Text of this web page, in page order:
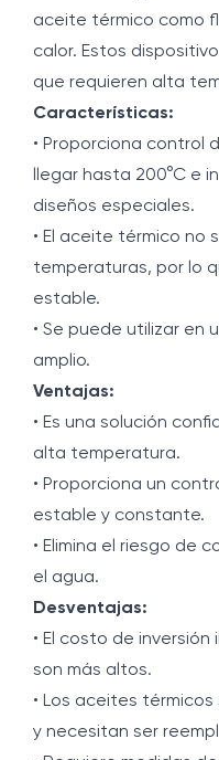
aceite térmico como
calor. Estos
que requieren alta
Características:
• Proporciona control
llegar hasta 200°C e
diseños especiales.
• El aceite térmico no
temperaturas, por lo
estable.
• Se puede utilizar en
amplio.
Ventajas:
• Es una solución
alta temperatura.
• Proporciona un
estable y constante.
• Elimina el riesgo de
el agua.
Desventajas:
• El costo de
son más altos.
• Los aceites
y necesitan ser